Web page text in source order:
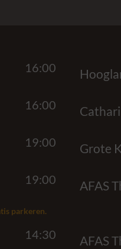
16:00
16:00
19:00 Grote
19:00 AFAS
parkeren.
14:30 AFAS